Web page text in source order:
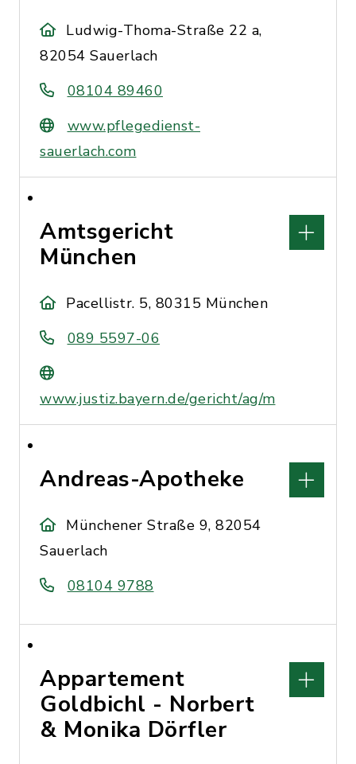
Ludwig-Thoma-Straße 22 a,
82054 Sauerlach
08104 89460
www.pflegedienst-
sauerlach.com
Amtsgericht
München
Pacellistr. 5, 80315 München
089 5597-06
www.justiz.bayern.de/gericht/ag/m
Andreas-Apotheke
Münchener Straße 9, 82054
Sauerlach
08104 9788
Appartement
Goldbichl - Norbert
& Monika Dörfler